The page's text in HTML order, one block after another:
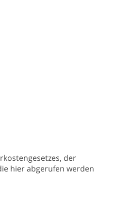
der
hier abgerufen werden